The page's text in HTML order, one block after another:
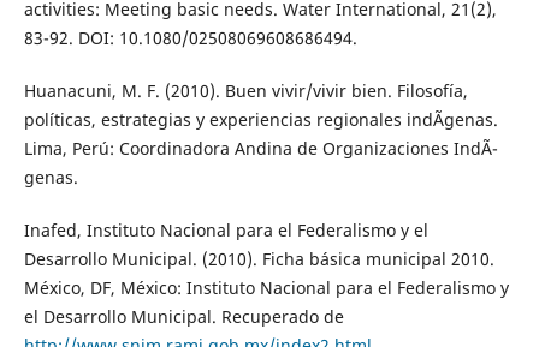
activities: Meeting basic needs. Water International, 21(2),
83-92. DOI: 10.1080/02508069608686494.
Huanacuni, M. F. (2010). Buen vivir/vivir bien. Filosofía,
políticas, estrategias y experiencias regionales indÃ­genas.
Lima, Perú: Coordinadora Andina de Organizaciones IndÃ­
genas.
Inafed, Instituto Nacional para el Federalismo y el
Desarrollo Municipal. (2010). Ficha básica municipal 2010.
México, DF, México: Instituto Nacional para el Federalismo y
el Desarrollo Municipal. Recuperado de